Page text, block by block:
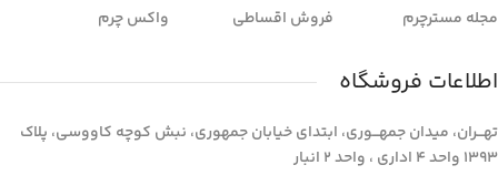
مجله مسترچرم
فروش اقساطی
واکس چرم
اطلاعات فروشگاه
تهـــران، میدان جمهـــوری، ابتدای خیابان جمهوری، نبش کوچه کاووسی، پلاک
1393 واحد 4 اداری ، واحد 2 انبار